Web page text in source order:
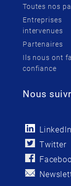
Toutes nos
Entreprises
intervenues
Partenaires
Ils nous ont
confiance
Nous
LinkedIn
Twitter